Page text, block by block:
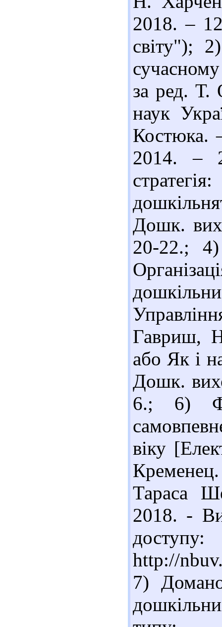
2018. –
світу");
за ред. Т.
наук
Костюка.
2014. –
Дошк.
20-22.;
Гавриш,
або Як і
Дошк.
6.; 6)
віку
Кременец.
Тараса
2018. -
доступу:
http://
7)